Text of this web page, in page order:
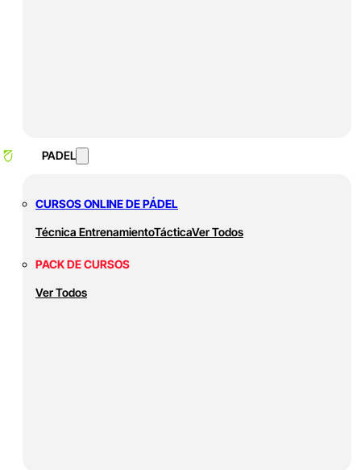
PADEL
CURSOS ONLINE DE PÁDEL
Técnica EntrenamientoTácticaVer Todos
PACK DE CURSOS
Ver Todos